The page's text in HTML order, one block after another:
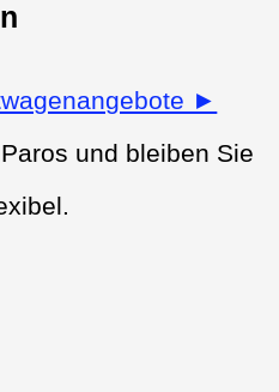
►
und bleiben Sie